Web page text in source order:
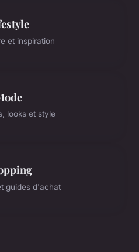
et inspiration
looks et style
guides d'achat